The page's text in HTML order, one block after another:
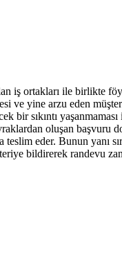
iş ortakları ile birlikte
ve yine arzu eden
bir sıkıntı
oluşan başvuru
eder. Bunun yanı
bildirerek randevu